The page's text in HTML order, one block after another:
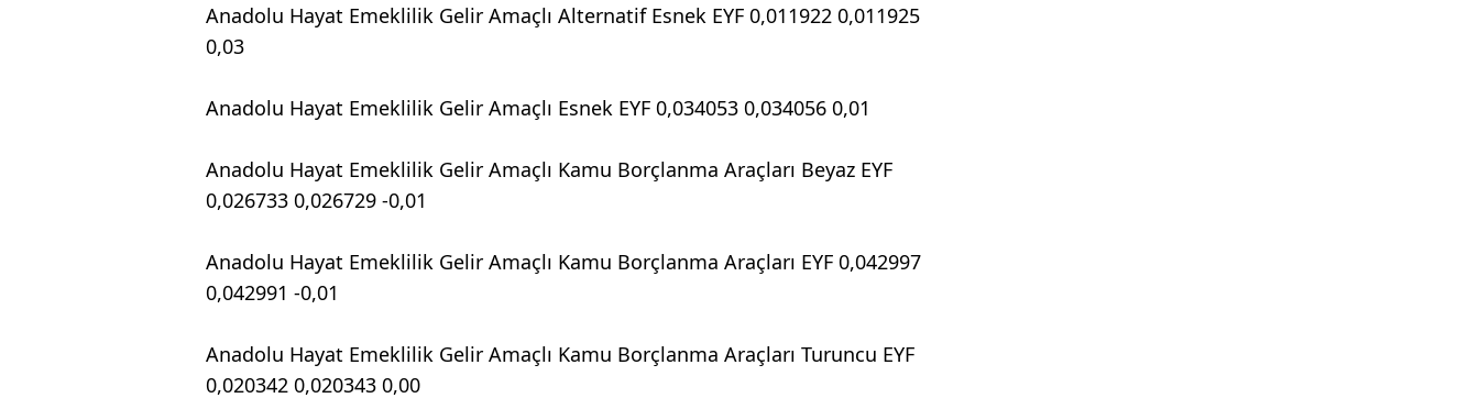
Anadolu Hayat Emeklilik Gelir Amaçlı Alternatif Esnek EYF 0,011922 0,011925
0,03
Anadolu Hayat Emeklilik Gelir Amaçlı Esnek EYF 0,034053 0,034056 0,01
Anadolu Hayat Emeklilik Gelir Amaçlı Kamu Borçlanma Araçları Beyaz EYF
0,026733 0,026729 -0,01
Anadolu Hayat Emeklilik Gelir Amaçlı Kamu Borçlanma Araçları EYF 0,042997
0,042991 -0,01
Anadolu Hayat Emeklilik Gelir Amaçlı Kamu Borçlanma Araçları Turuncu EYF
0,020342 0,020343 0,00